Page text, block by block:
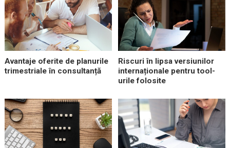
Avantaje oferite de planurile
trimestriale în consultanță
Riscuri în lipsa versiunilor
internaționale pentru tool-
urile folosite